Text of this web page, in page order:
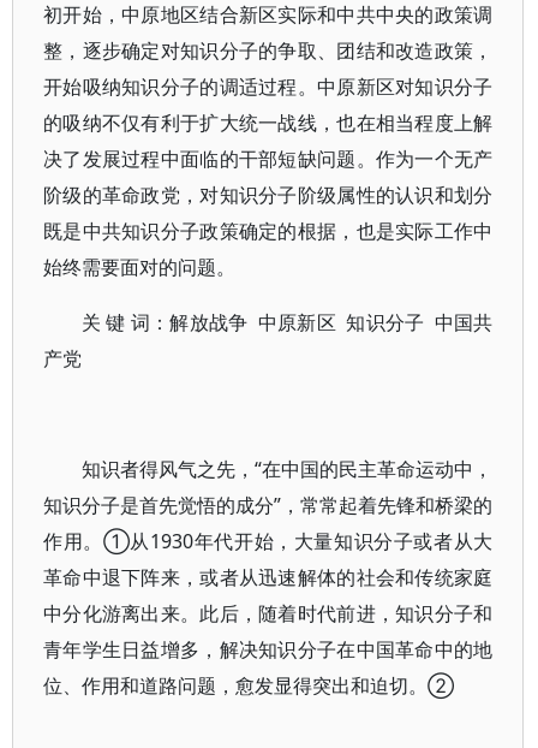
初开始，中原地区结合新区实际和中共中央的政策调
整，逐步确定对知识分子的争取、团结和改造政策，
开始吸纳知识分子的调适过程。中原新区对知识分子
的吸纳不仅有利于扩大统一战线，也在相当程度上解
决了发展过程中面临的干部短缺问题。作为一个无产
阶级的革命政党，对知识分子阶级属性的认识和划分
既是中共知识分子政策确定的根据，也是实际工作中
始终需要面对的问题。
关 键 词：解放战争 中原新区 知识分子 中国共
产党
知识者得风气之先，“在中国的民主革命运动中，
知识分子是首先觉悟的成分”，常常起着先锋和桥梁的
作用。①从1930年代开始，大量知识分子或者从大
革命中退下阵来，或者从迅速解体的社会和传统家庭
中分化游离出来。此后，随着时代前进，知识分子和
青年学生日益增多，解决知识分子在中国革命中的地
位、作用和道路问题，愈发显得突出和迫切。②